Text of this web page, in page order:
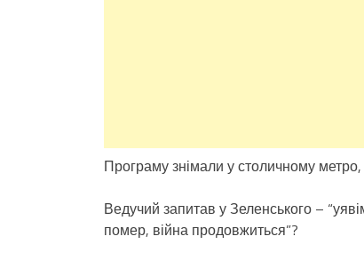
Програму знімали у столичному метро,
Ведучий запитав у Зеленського –
помер, війна продовжиться”?